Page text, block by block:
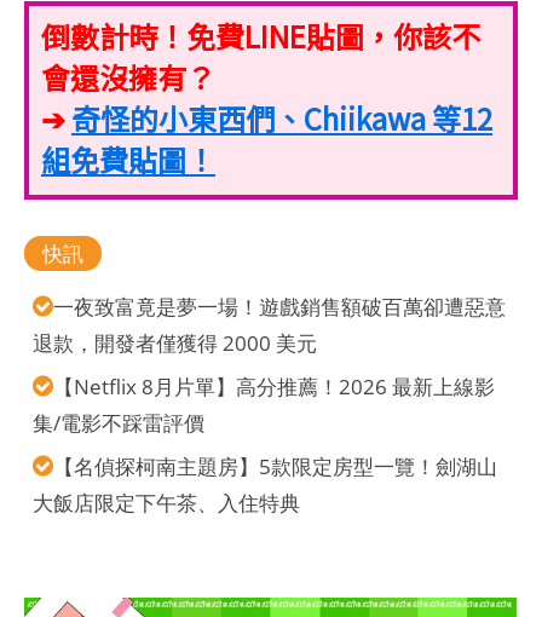
倒數計時！免費LINE貼圖，你該不
會還沒擁有？
➔奇怪的小東西們、Chiikawa 等12
組免費貼圖！
快訊
一夜致富竟是夢一場！遊戲銷售額破百萬卻遭惡意
退款，開發者僅獲得 2000 美元
【Netflix 8月片單】高分推薦！2026 最新上線影
集/電影不踩雷評價
【名偵探柯南主題房】5款限定房型一覽！劍湖山
大飯店限定下午茶、入住特典